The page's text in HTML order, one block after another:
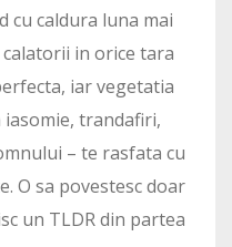
cu caldura luna mai
in orice tara
iar vegetatia
trandafiri,
– te rasfata cu
O sa povestesc doar
un TLDR din partea